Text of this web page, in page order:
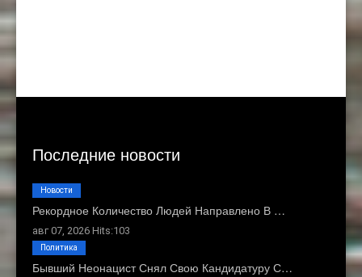
Последние новости
Рекордное Количество Людей Направлено В …
авг 07, 2026 Hits:103
Новости
Бывший Неонацист Снял Свою Кандидатуру С…
Политика